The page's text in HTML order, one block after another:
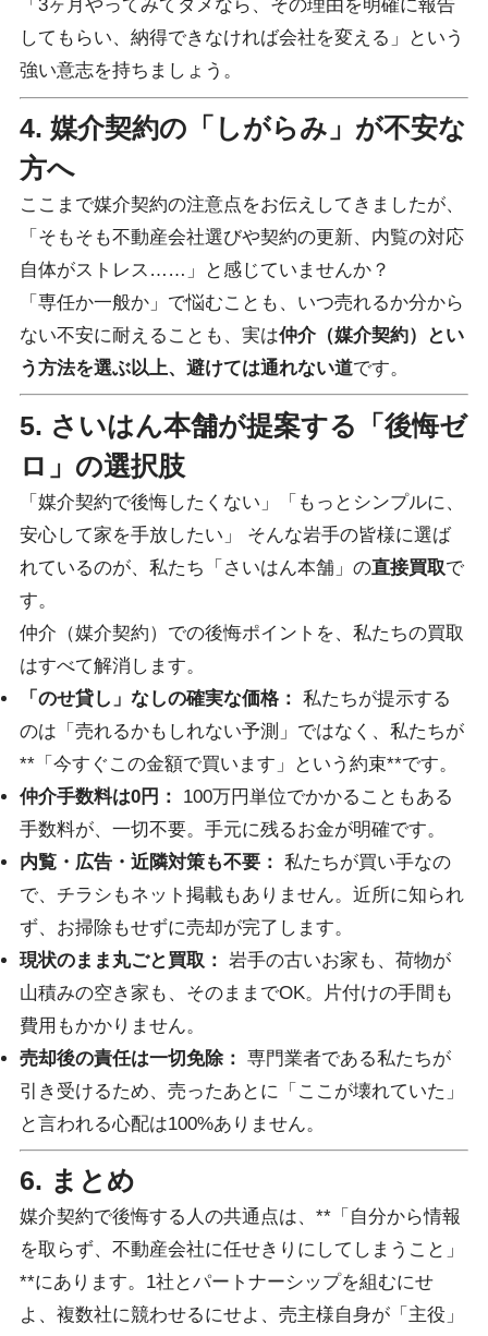
「3ヶ月やってみてダメなら、その理由を明確に報告
してもらい、納得できなければ会社を変える」という
強い意志を持ちましょう。
4. 媒介契約の「しがらみ」が不安な
方へ
ここまで媒介契約の注意点をお伝えしてきましたが、
「そもそも不動産会社選びや契約の更新、内覧の対応
自体がストレス……」と感じていませんか？
「専任か一般か」で悩むことも、いつ売れるか分から
ない不安に耐えることも、実は仲介（媒介契約）とい
う方法を選ぶ以上、避けては通れない道です。
5. さいはん本舗が提案する「後悔ゼ
ロ」の選択肢
「媒介契約で後悔したくない」「もっとシンプルに、
安心して家を手放したい」 そんな岩手の皆様に選ば
れているのが、私たち「さいはん本舗」の直接買取で
す。
仲介（媒介契約）での後悔ポイントを、私たちの買取
はすべて解消します。
「のせ貸し」なしの確実な価格： 私たちが提示する
のは「売れるかもしれない予測」ではなく、私たちが
**「今すぐこの金額で買います」という約束**です。
仲介手数料は0円：
100万円単位でかかることもある
手数料が、一切不要。手元に残るお金が明確です。
内覧・広告・近隣対策も不要： 私たちが買い手なの
で、チラシもネット掲載もありません。近所に知られ
ず、お掃除もせずに売却が完了します。
現状のまま丸ごと買取： 岩手の古いお家も、荷物が
山積みの空き家も、そのままでOK。片付けの手間も
費用もかかりません。
売却後の責任は一切免除： 専門業者である私たちが
引き受けるため、売ったあとに「ここが壊れていた」
と言われる心配は100%ありません。
6. まとめ
媒介契約で後悔する人の共通点は、**「自分から情報
を取らず、不動産会社に任せきりにしてしまうこと」
**にあります。1社とパートナーシップを組むにせ
よ、複数社に競わせるにせよ、売主様自身が「主役」